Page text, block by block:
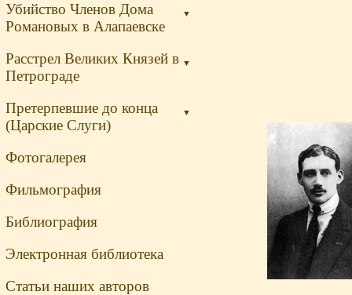
▼
Убийство Членов Дома
Романовых в Алапаевске
▼
Расстрел Великих Князей в
Петрограде
▼
Претерпевшие до конца
(Царские Слуги)
Фотогалерея
Фильмография
Библиография
Электронная библиотека
Статьи наших авторов